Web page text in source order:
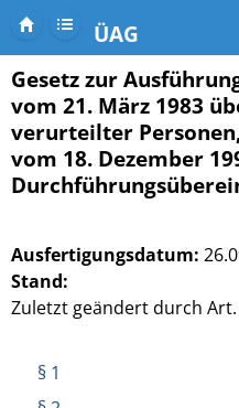
ÜAG
Gesetz zur
vom 21. März 1983
verurteilter
vom 18. Dezember
Ausfertigungsdatum:
Stand:
Zuletzt geändert durch Art.
§ 1